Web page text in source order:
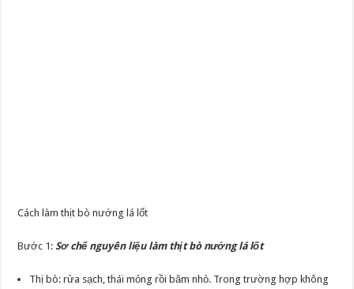
Cách làm thịt bò nướng lá lốt
Bước 1: Sơ chế nguyên liệu làm thịt bò nướng lá lốt
Thị bò: rửa sạch, thái mỏng rồi băm nhỏ. Trong trường hợp không